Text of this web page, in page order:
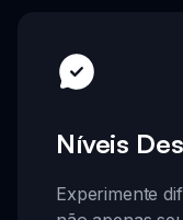
Níveis
Experimente